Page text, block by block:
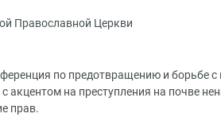
Православной Церкви
по предотвращению и борьбе
акцентом на преступления на почве
прав.